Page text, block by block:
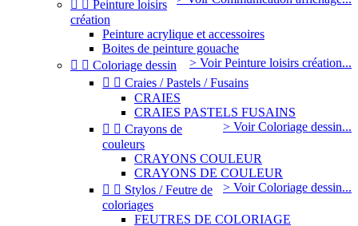
  Peinture loisirs
création
Peinture acrylique et accessoires
Boites de peinture gouache
> Voir Peinture loisirs création...
  Coloriage dessin
  Craies / Pastels / Fusains
CRAIES
CRAIES PASTELS FUSAINS
> Voir Coloriage dessin...
  Crayons de
couleurs
CRAYONS COULEUR
CRAYONS DE COULEUR
> Voir Coloriage dessin...
  Stylos / Feutre de
coloriages
FEUTRES DE COLORIAGE